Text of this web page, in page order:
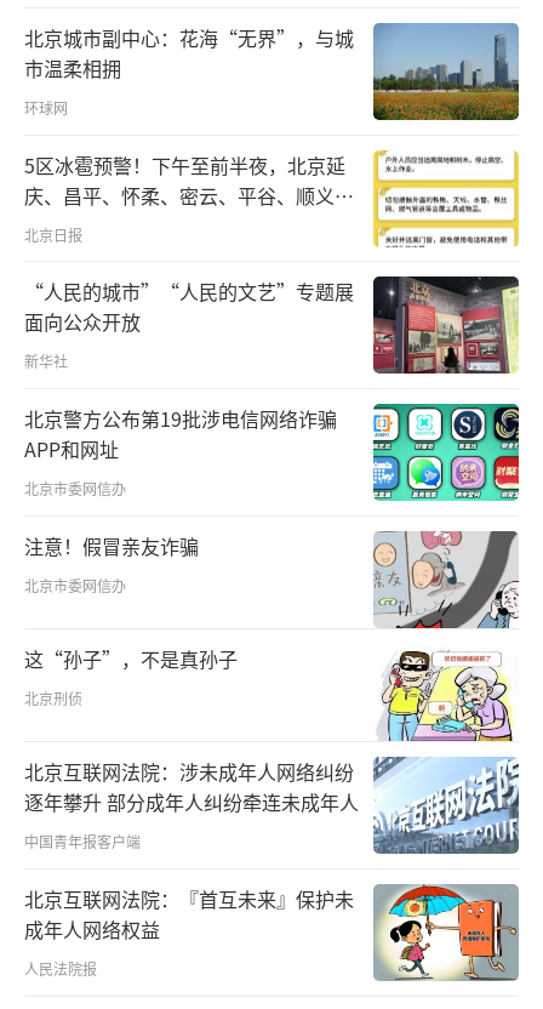
黄河落天走东海，万里写入胸怀间。
从青藏高原出发，穿高山、越峡谷、汇百
川、纳千流，黄河在神州大地奔腾5400余公
里，哺育了千千万万的华夏儿女、滋养了辉煌
灿烂的中华文明。
习近平总书记牵挂着这条中华民族的母亲
河，党的十八大以来，踏遍黄河上中下游9省
区，目光所及、驻足所思，尽是对母亲河未来
的深谋远虑。
“让黄河成为造福人民的幸福河。”
言之殷殷、情之切切，九曲黄河激荡起更
为雄浑的新时代交响。
大河之治——“中华民族治理黄河的历史也
是一部治国史”
北京城市副中心：花海“无界”，与城
市温柔相拥
环球网
5区冰雹预警！下午至前半夜，北京延
庆、昌平、怀柔、密云、平谷、顺义、
门头沟、房山等区有较明显降雨，伴七
北京日报
“人民的城市”“人民的文艺”专题展
面向公众开放
新华社
北京警方公布第19批涉电信网络诈骗
APP和网址
北京市委网信办
注意！假冒亲友诈骗
北京市委网信办
这“孙子”，不是真孙子
北京刑侦
北京互联网法院：涉未成年人网络纠纷
逐年攀升 部分成年人纠纷牵连未成年人
中国青年报客户端
北京互联网法院：『首互未来』保护未
成年人网络权益
人民法院报